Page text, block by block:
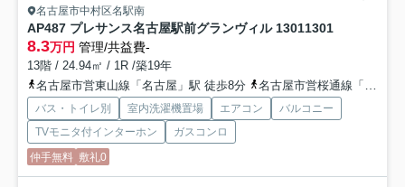
名古屋市中村区名駅南
AP487 プレサンス名古屋駅前グランヴィル 13011301
8.3万円 管理/共益費-
13階 / 24.94㎡ / 1R /築19年
名古屋市営東山線「名古屋」駅 徒歩8分
名古屋市営桜通線「名古屋」駅 徒歩8分
バス・トイレ別 室内洗濯機置場 エアコン
バルコニー
TVモニタ付インターホン
ガスコンロ
仲手無料 敷礼0